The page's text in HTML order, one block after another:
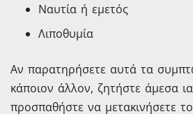
Ναυτία ή εμετός
Λιποθυμία
Αν παρατηρήσετε αυτά τα
κάποιον άλλον, ζητήστε άμεσα
προσπαθήστε να μετακινήσετε